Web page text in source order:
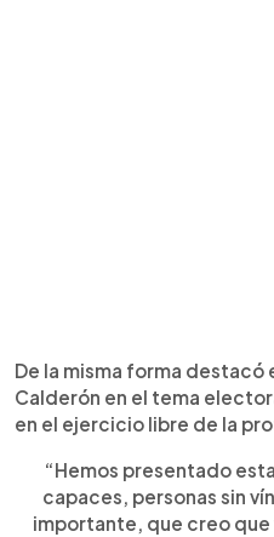
De la misma forma
Calderón en el tema
en el ejercicio libre de la
“Hemos presentado
capaces, personas sin
importante, que creo que